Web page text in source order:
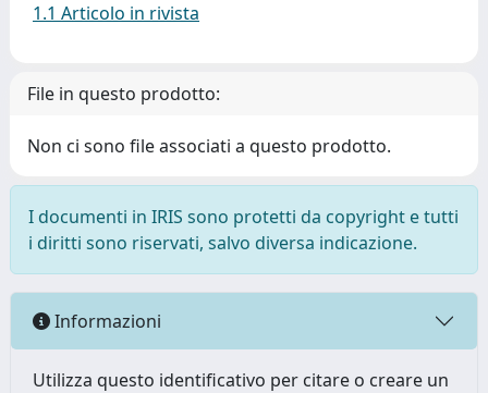
1.1 Articolo in rivista
File in questo prodotto:
Non ci sono file associati a questo prodotto.
I documenti in IRIS sono protetti da copyright e tutti
i diritti sono riservati, salvo diversa indicazione.
Informazioni
Utilizza questo identificativo per citare o creare un